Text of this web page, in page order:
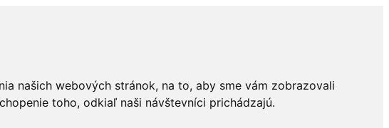
našich webových stránok, na to, aby sme vám zobrazovali
toho, odkiaľ naši návštevníci prichádzajú.